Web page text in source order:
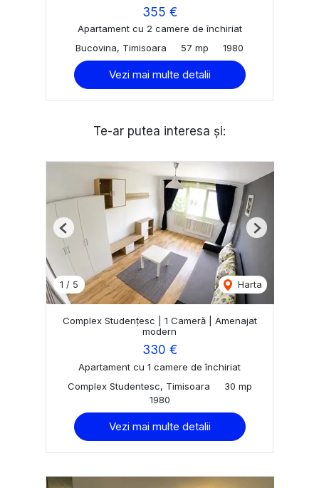
355 €
Apartament cu 2 camere de închiriat
Bucovina, Timisoara
57 mp 1980
Vezi mai multe detalii
Te-ar putea interesa și:
1 / 5 Harta
Previous Next
Complex Studențesc | 1 Cameră | Amenajat
modern
330 €
Apartament cu 1 camere de închiriat
Complex Studentesc, Timisoara
30 mp
1980
Vezi mai multe detalii